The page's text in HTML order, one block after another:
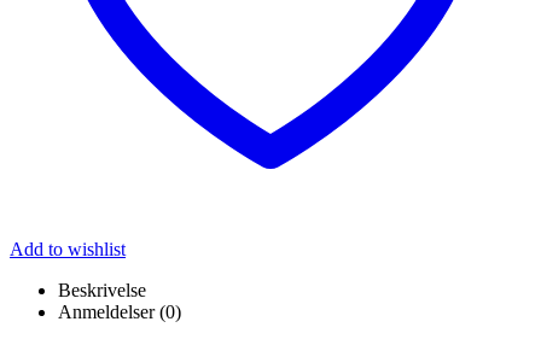
Add to wishlist
Beskrivelse
Anmeldelser (0)